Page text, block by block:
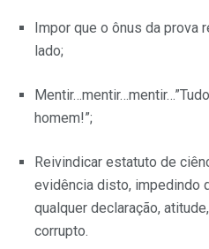
Impor que o ônus da prova
lado;
homem!”;
Reivindicar estatuto de
evidência disto, impedindo
qualquer declaração,
corrupto.